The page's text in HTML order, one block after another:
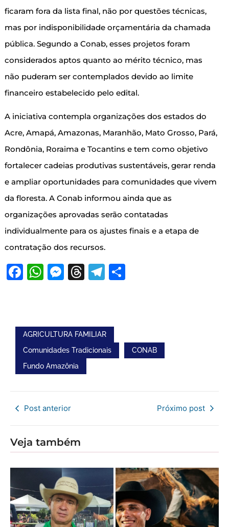
ficaram fora da lista final, não por questões técnicas,
mas por indisponibilidade orçamentária da chamada
pública. Segundo a Conab, esses projetos foram
considerados aptos quanto ao mérito técnico, mas
não puderam ser contemplados devido ao limite
financeiro estabelecido pelo edital.
A iniciativa contempla organizações dos estados do
Acre, Amapá, Amazonas, Maranhão, Mato Grosso, Pará,
Rondônia, Roraima e Tocantins e tem como objetivo
fortalecer cadeias produtivas sustentáveis, gerar renda
e ampliar oportunidades para comunidades que vivem
da floresta. A Conab informou ainda que as
organizações aprovadas serão contatadas
individualmente para os ajustes finais e a etapa de
contratação dos recursos.
Facebook
WhatsApp
Messenger
Threads
Telegram
AGRICULTURA FAMILIAR
Comunidades Tradicionais
CONAB
Fundo Amazônia
Post anterior Próximo post
Veja também